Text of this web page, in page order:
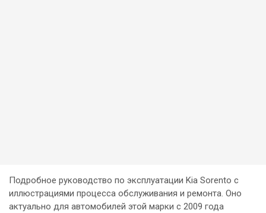
Подробное руководство по эксплуатации Kia Sorento с
иллюстрациями процесса обслуживания и ремонта. Оно
актуально для автомобилей этой марки с 2009 года